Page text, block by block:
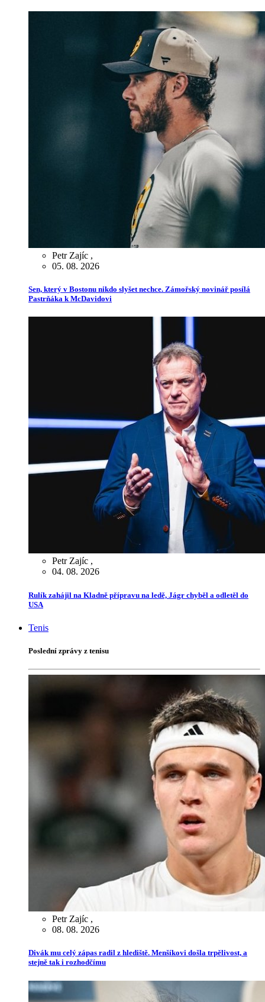
Petr Zajíc ,
05. 08. 2026
Sen, který v Bostonu nikdo slyšet nechce. Zámořský novinář posílá
Pastrňáka k McDavidovi
Petr Zajíc ,
04. 08. 2026
Rulík zahájil na Kladně přípravu na ledě, Jágr chyběl a odletěl do
USA
Tenis
Poslední zprávy z tenisu
Petr Zajíc ,
08. 08. 2026
Divák mu celý zápas radil z hlediště. Menšíkovi došla trpělivost, a
stejně tak i rozhodčímu